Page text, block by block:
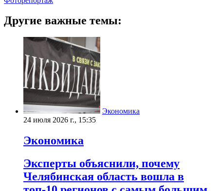
Другие важные темы:
Экономика
24 июля 2026 г., 15:35
Экономика
Эксперты объяснили, почему
Челябинская область вошла в